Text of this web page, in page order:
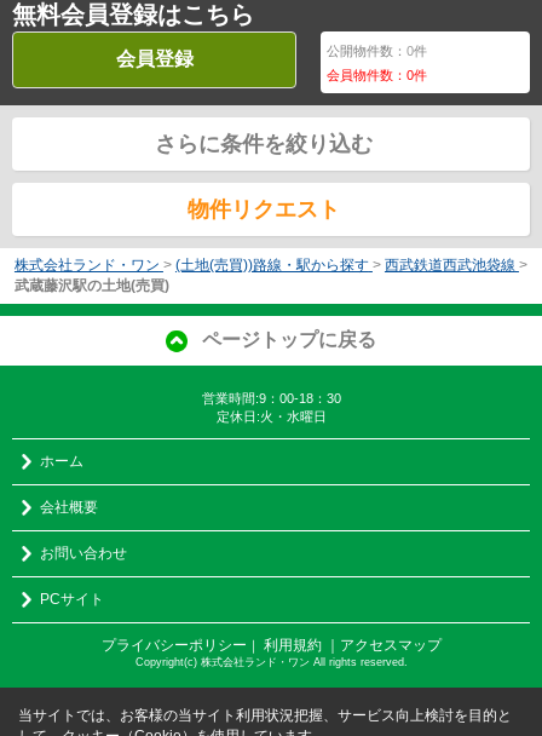
無料会員登録はこちら
会員登録 公開物件数：0件
会員物件数：0件
さらに条件を絞り込む
物件リクエスト
株式会社ランド・ワン > (土地(売買))路線・駅から探す > 西武鉄道西武池袋線 >
武蔵藤沢駅の土地(売買)
ページトップに戻る
営業時間:9：00-18：30
定休日:火・水曜日
ホーム
会社概要
お問い合わせ
PCサイト
プライバシーポリシー 利用規約 ｜アクセスマップ
Copyright(c) 株式会社ランド・ワン All rights reserved.
当サイトでは、お客様の当サイト利用状況把握、サービス向上検討を目的と